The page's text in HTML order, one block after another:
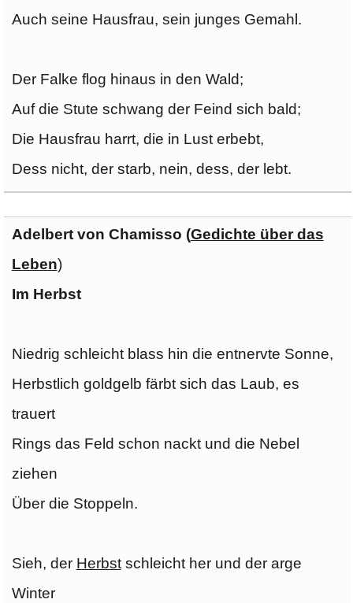
Auch seine Hausfrau, sein junges Gemahl.
Der Falke flog hinaus in den Wald;
Auf die Stute schwang der Feind sich bald;
Die Hausfrau harrt, die in Lust erbebt,
Dess nicht, der starb, nein, dess, der lebt.
Adelbert von Chamisso (Gedichte über das
Leben)
Im Herbst
Niedrig schleicht blass hin die entnervte Sonne,
Herbstlich goldgelb färbt sich das Laub, es
trauert
Rings das Feld schon nackt und die Nebel
ziehen
Über die Stoppeln.
Sieh, der Herbstschleicht her und der arge
Winter